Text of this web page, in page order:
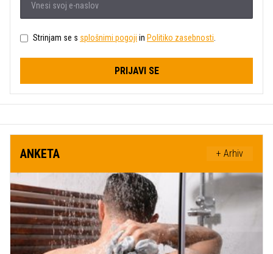
Strinjam se s splošnimi pogoji in Politiko zasebnosti.
PRIJAVI SE
ANKETA + Arhiv